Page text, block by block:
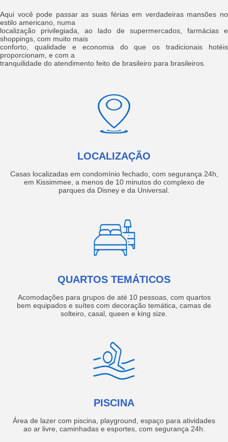
Aqui você pode passar as suas férias em verdadeiras mansões no
estilo americano, numa
localização privilegiada, ao lado de supermercados, farmácias e
shoppings, com muito mais
conforto, qualidade e economia do que os tradicionais hotéis
proporcionam, e com a
tranquilidade do atendimento feito de brasileiro para brasileiros.
LOCALIZAÇÃO
Casas localizadas em condomínio fechado, com segurança 24h,
em Kissimmee, a menos de 10 minutos do complexo de
parques da Disney e da Universal.
QUARTOS TEMÁTICOS
Acomodações para grupos de até 10 pessoas, com quartos
bem equipados e suítes com decoração temática, camas de
solteiro, casal, queen e king size.
PISCINA
Área de lazer com piscina, playground, espaço para atividades
ao ar livre, caminhadas e esportes, com segurança 24h.